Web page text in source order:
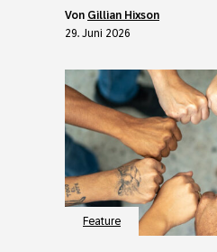
von Gillian Hixson
29. Juni 2026
Feature